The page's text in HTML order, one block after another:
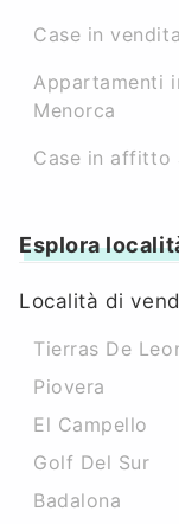
Case in
Appartamenti
Menorca
Case in affitto
Esplora
Località di
Tierras De
Piovera
El Campello
Golf Del Sur
Badalona